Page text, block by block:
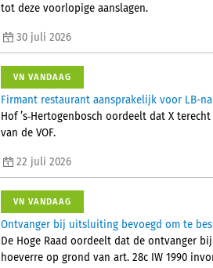
tot deze voorlopige aanslagen.
30 juli 2026
VN VANDAAG
Firmant restaurant aansprakelijk voor LB-
Hof ’s‑Hertogenbosch oordeelt dat X
van de VOF.
22 juli 2026
VN VANDAAG
Ontvanger bij uitsluiting bevoegd om te
De Hoge Raad oordeelt dat de ontvanger
hoeverre op grond van art. 28c IW 1990